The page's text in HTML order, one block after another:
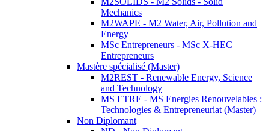
Mechanics
M2WAPE - M2 Water, Air, Pollution and
Energy
MSc Entrepreneurs - MSc X-HEC
Entrepreneurs
Mastère spécialisé (Master)
M2REST - Renewable Energy, Science
and Technology
MS ETRE - MS Energies Renouvelables :
Technologies & Entrepreneuriat (Master)
Non Diplomant